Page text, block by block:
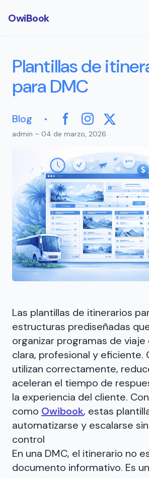
OwiBook
Plantillas de
para DMC
Blog · FacebookInstagram
X
admin – 04 de marzo, 2026
Las plantillas de itinerarios
estructuras prediseñadas
organizar programas de
clara, profesional y eficiente.
utilizan correctamente,
aceleran el tiempo de
la experiencia del cliente.
como Owibook, estas
automatizarse y escalarse
control
En una DMC, el itinerario no
documento informativo. Es